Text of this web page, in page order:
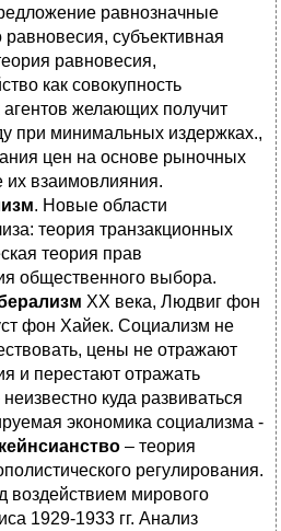
равнозначные
субъективная
равновесия,
как совокупность
агентов желающих получит
при минимальных издержках.,
цен на основе рыночных
их взаимовлияния.
. Новые области
теория транзакционных
теория прав
общественного выбора.
ХХ века, Людвиг фон
фон Хайек. Социализм не
цены не отражают
и перестают отражать
куда развиваться
экономика социализма -
кейнсианство – теория
регулирования.
воздействием мирового
1929-1933 гг. Анализ